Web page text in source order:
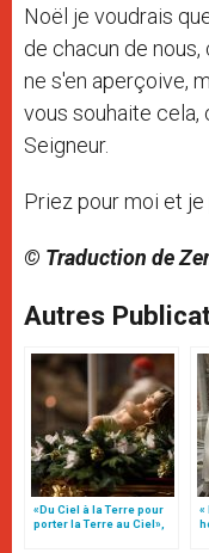
Noël je voudrais
de chacun de
ne s'en aperçoive,
vous souhaite cela,
Seigneur.
Priez pour moi et je
© Traduction de
Autres
«Du Ciel à la Terre pour
porter la Terre au Ciel»,
«